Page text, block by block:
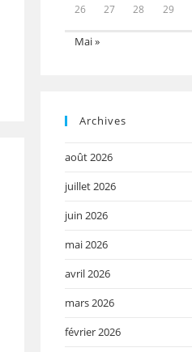
26 27 28 29
Mai »
Archives
août 2026
juillet 2026
juin 2026
mai 2026
avril 2026
mars 2026
février 2026